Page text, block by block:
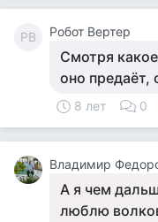
РВ Робот Вертер
Смотря
оно предаёт,
8 лет 0
Владимир
А я чем
люблю